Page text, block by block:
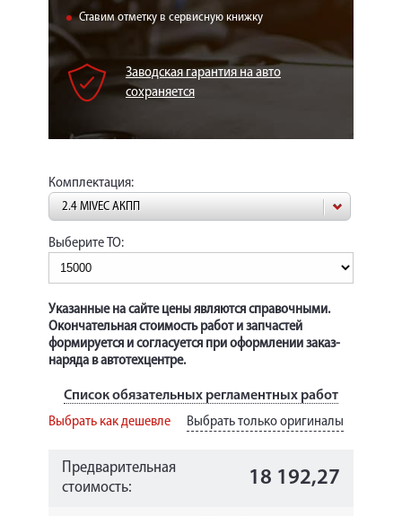
КОРП.КЛИЕНТАМ
ЦЕНЫ
ЗАПЧАСТИ
ЗАПИСЬ НА СЕРВИС
Ставим отметку в сервисную книжку
Заводская гарантия на авто
сохраняется
Комплектация:
2.4 MIVEC АКПП
Выберите ТО:
Указанные на сайте цены являются справочными.
Окончательная стоимость работ и запчастей
формируется и согласуется при оформлении заказ-
наряда в автотехцентре.
Список обязательных регламентных работ
Выбрать как дешевле
Выбрать только оригиналы
Предварительная
стоимость:
18 192,27